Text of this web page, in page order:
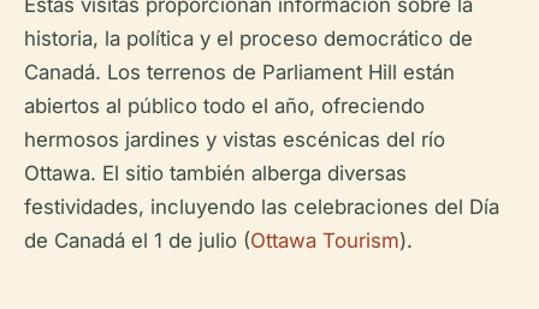
historia, la política y el proceso democrático de
Canadá. Los terrenos de Parliament Hill están
abiertos al público todo el año, ofreciendo
hermosos jardines y vistas escénicas del río
Ottawa. El sitio también alberga diversas
festividades, incluyendo las celebraciones del Día
de Canadá el 1 de julio (Ottawa Tourism).